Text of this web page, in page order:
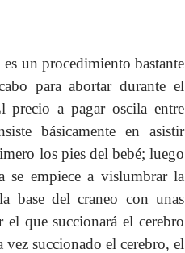
un procedimiento bastante
para abortar durante el
precio a pagar oscila entre
básicamente en asistir
los pies del bebé; luego
se empiece a vislumbrar la
base del craneo con unas
que succionará el cerebro
succionado el cerebro, el